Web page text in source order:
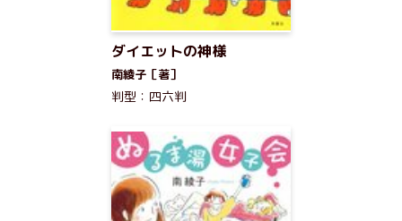
ダイエットの神様
南綾子［著］
判型：四六判